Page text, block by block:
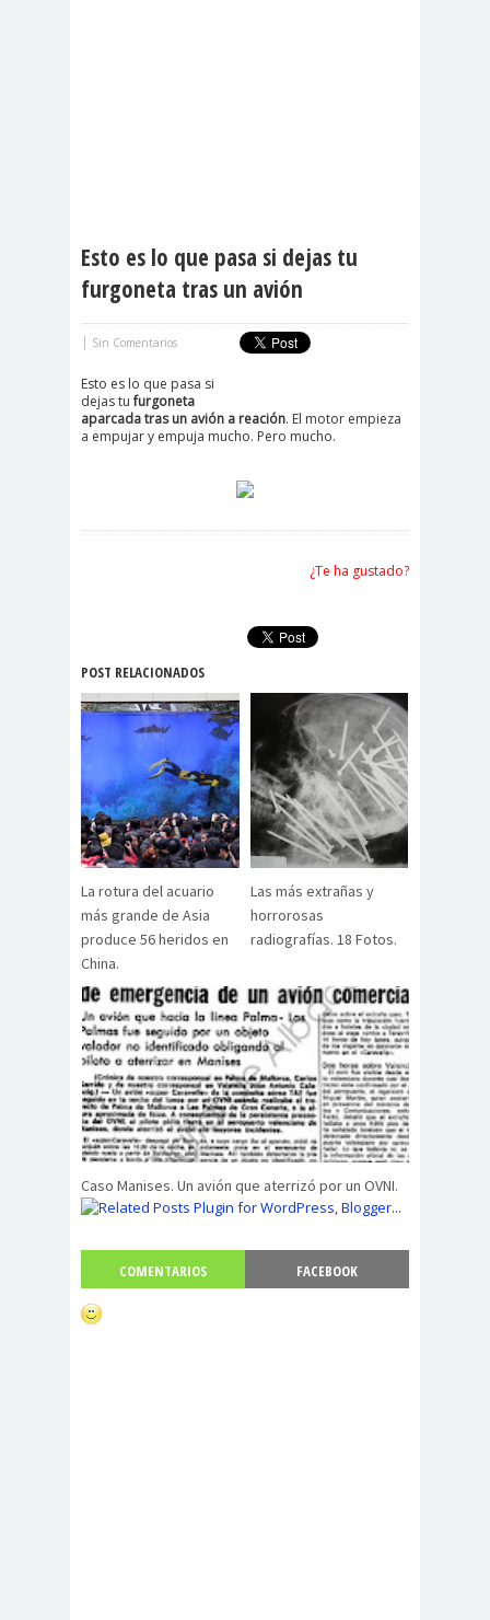
Esto es lo que pasa si dejas tu
furgoneta tras un avión
| Sin Comentarios
Esto es lo que pasa si
dejas tufurgoneta
aparcada tras un avión a reación. El motor empieza
a empujar y empuja mucho. Pero mucho.
¿Te ha gustado?
POST RELACIONADOS
La rotura del acuario
más grande de Asia
produce 56 heridos en
China.
Las más extrañas y
horrorosas
radiografías. 18 Fotos.
Caso Manises. Un avión que aterrizó por un OVNI.
COMENTARIOS FACEBOOK